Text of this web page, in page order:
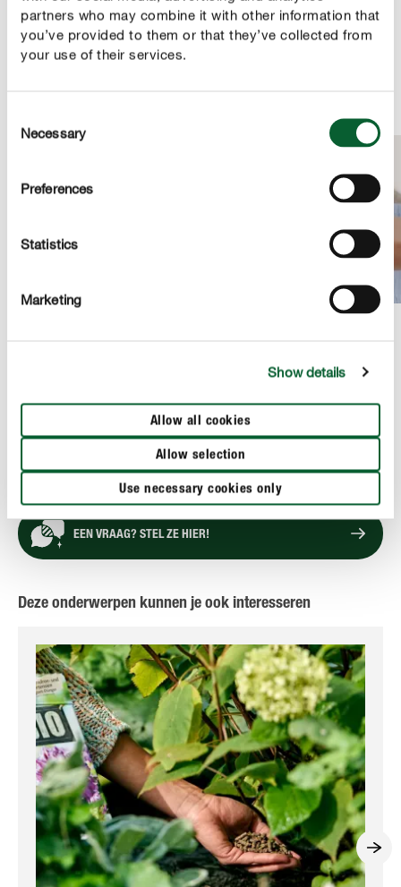
partners who may combine it with other information that
you’ve provided to them or that they’ve collected from
your use of their services.
Selection
Necessary
Preferences
Statistics
Marketing
Show details
Allow all cookies
Allow selection
Use necessary cookies only
Bio
Deze biologische meststof is geschikt voor de biologische
GEBRUIK
TECHNISCHE DETAILS
EEN VRAAG? STEL ZE HIER!
Deze onderwerpen kunnen je ook interesseren